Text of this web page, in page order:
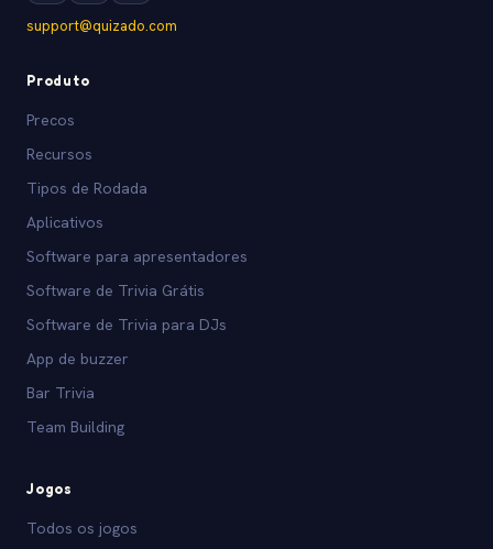
support@quizado.com
Produto
Precos
Recursos
Tipos de Rodada
Aplicativos
Software para apresentadores
Software de Trivia Grátis
Software de Trivia para DJs
App de buzzer
Bar Trivia
Team Building
Jogos
Todos os jogos